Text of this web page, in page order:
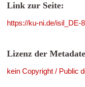
Link zur Seite:
https://ku-ni.de/isil_DE-
Lizenz der
kein Copyright / Public